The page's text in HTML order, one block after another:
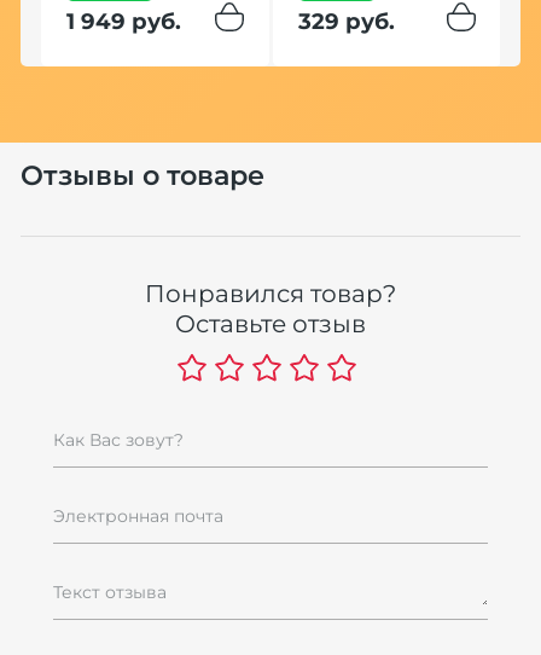
1 949 руб. 329 руб.
Отзывы о товаре
Понравился товар?
Оставьте отзыв
Как Вас зовут?
Электронная почта
Текст отзыва